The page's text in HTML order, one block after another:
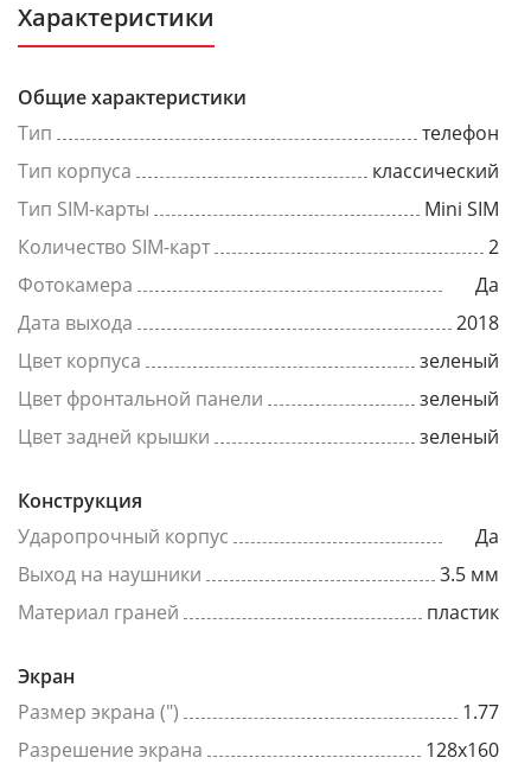
Характеристики
Общие характеристики
Тип
телефон
Тип корпуса
классический
Тип SIM-карты
Mini SIM
Количество SIM-карт
2
Фотокамера
Да
Дата выхода
2018
Цвет корпуса
зеленый
Цвет фронтальной панели
зеленый
Цвет задней крышки
зеленый
Конструкция
Ударопрочный корпус
Да
Выход на наушники
3.5 мм
Материал граней
пластик
Экран
Размер экрана (")
1.77
Разрешение экрана
128x160